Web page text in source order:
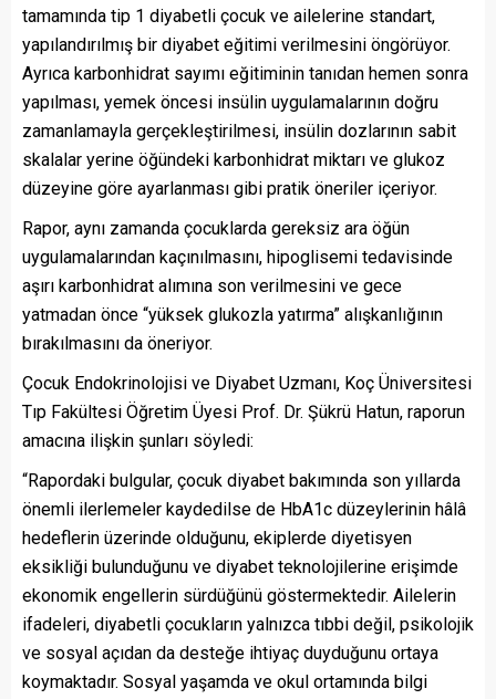
tamamında tip 1 diyabetli çocuk ve ailelerine standart,
yapılandırılmış bir diyabet eğitimi verilmesini öngörüyor.
Ayrıca karbonhidrat sayımı eğitiminin tanıdan hemen sonra
yapılması, yemek öncesi insülin uygulamalarının doğru
zamanlamayla gerçekleştirilmesi, insülin dozlarının sabit
skalalar yerine öğündeki karbonhidrat miktarı ve glukoz
düzeyine göre ayarlanması gibi pratik öneriler içeriyor.
Rapor, aynı zamanda çocuklarda gereksiz ara öğün
uygulamalarından kaçınılmasını, hipoglisemi tedavisinde
aşırı karbonhidrat alımına son verilmesini ve gece
yatmadan önce “yüksek glukozla yatırma” alışkanlığının
bırakılmasını da öneriyor.
Çocuk Endokrinolojisi ve Diyabet Uzmanı, Koç Üniversitesi
Tıp Fakültesi Öğretim Üyesi Prof. Dr. Şükrü Hatun, raporun
amacına ilişkin şunları söyledi:
“Rapordaki bulgular, çocuk diyabet bakımında son yıllarda
önemli ilerlemeler kaydedilse de HbA1c düzeylerinin hâlâ
hedeflerin üzerinde olduğunu, ekiplerde diyetisyen
eksikliği bulunduğunu ve diyabet teknolojilerine erişimde
ekonomik engellerin sürdüğünü göstermektedir. Ailelerin
ifadeleri, diyabetli çocukların yalnızca tıbbi değil, psikolojik
ve sosyal açıdan da desteğe ihtiyaç duyduğunu ortaya
koymaktadır. Sosyal yaşamda ve okul ortamında bilgi